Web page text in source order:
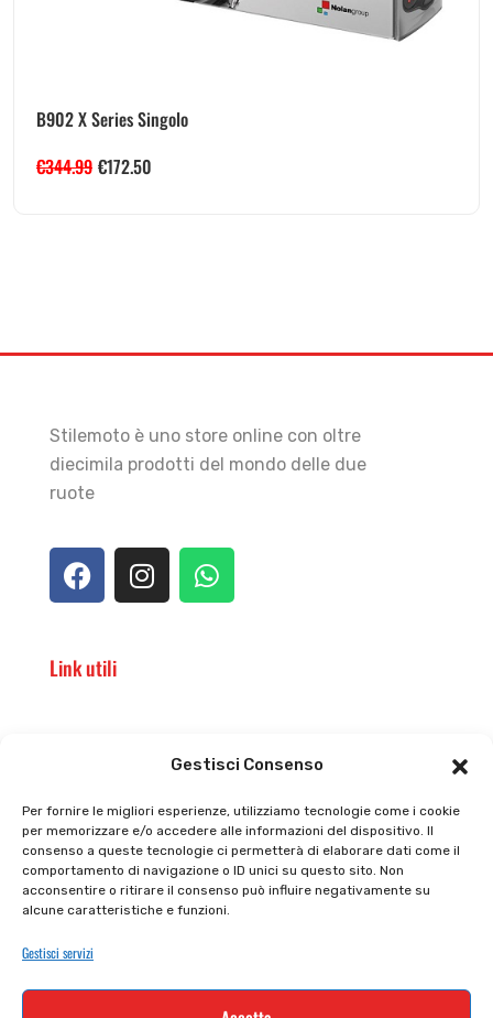
Gestisci Consenso
Per fornire le migliori esperienze, utilizziamo tecnologie come i cookie
per memorizzare e/o accedere alle informazioni del dispositivo. Il
consenso a queste tecnologie ci permetterà di elaborare dati come il
comportamento di navigazione o ID unici su questo sito. Non
acconsentire o ritirare il consenso può influire negativamente su
alcune caratteristiche e funzioni.
Gestisci servizi
B902 X Series Singolo
€344.99 €172.50
Stilemoto è uno store online con oltre
diecimila prodotti del mondo delle due
ruote
Link utili
Privacy policy
Cookie policy
Tutti prodotti
Termini e condizioni